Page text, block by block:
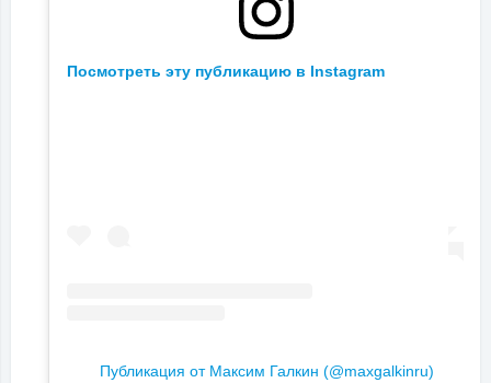
Посмотреть эту публикацию в Instagram
Публикация от Максим Галкин (@maxgalkinru)